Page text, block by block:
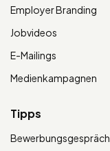
Employer Branding
Jobvideos
E-Mailings
Medienkampagnen
Tipps
Bewerbungsgespräch